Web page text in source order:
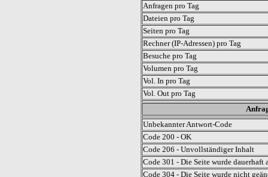
Anfragen pro Tag
Dateien pro Tag
Seiten pro Tag
Rechner (IP-Adressen) pro Tag
Besuche pro Tag
Volumen pro Tag
Vol. In pro Tag
Vol. Out pro Tag
Unbekannter Antwort-Code
Code 200 - OK
Code 206 - Unvollständiger Inhalt
Code 301 - Die Seite wurde dauerhaft
Code 304 - Die Seite wurde nicht